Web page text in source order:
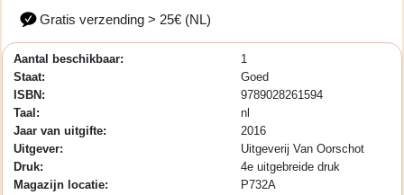
Gratis verzending > 25€ (NL)
Aantal beschikbaar:
1
Staat:
Goed
ISBN:
9789028261594
Taal:
nl
Jaar van uitgifte:
2016
Uitgever:
Uitgeverij Van Oorschot
Druk:
4e uitgebreide druk
Magazijn locatie:
P732A